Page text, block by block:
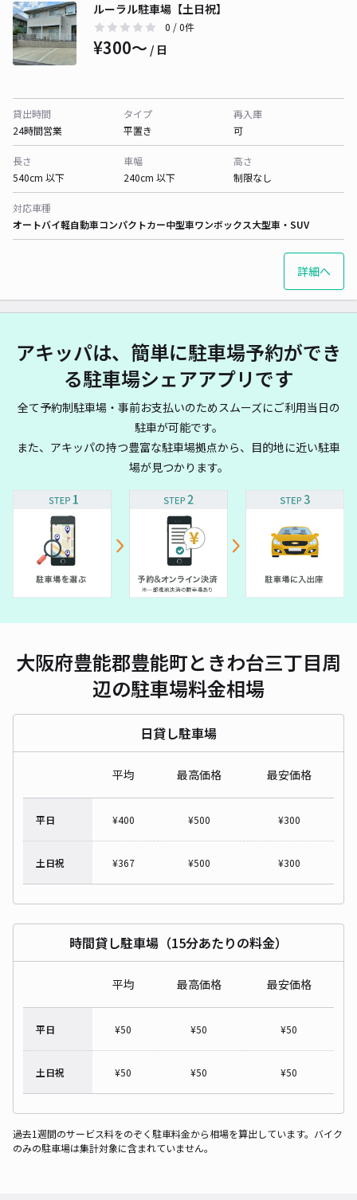
ルーラル駐車場【土日祝】
0 / 0件
¥300〜 / 日
貸出時間
24時間営業
タイプ
平置き
再入庫
可
長さ
540cm 以下
車幅
240cm 以下
高さ
制限なし
対応車種
オートバイ軽自動車コンパクトカー中型車ワンボックス大型車・SUV
詳細へ
アキッパは、簡単に駐車場予約ができ
る駐車場シェアアプリです
全て予約制駐車場・事前お支払いのためスムーズにご利用当日の
駐車が可能です。
また、アキッパの持つ豊富な駐車場拠点から、目的地に近い駐車
場が見つかります。
大阪府豊能郡豊能町ときわ台三丁目周
辺の駐車場料金相場
日貸し駐車場
平均 最高価格 最安価格
平日 ¥400 ¥500 ¥300
土日祝 ¥367 ¥500 ¥300
時間貸し駐車場（15分あたりの料金）
平均 最高価格 最安価格
平日 ¥50 ¥50 ¥50
土日祝 ¥50 ¥50 ¥50
過去1週間のサービス料をのぞく駐車料金から相場を算出しています。バイク
のみの駐車場は集計対象に含まれていません。